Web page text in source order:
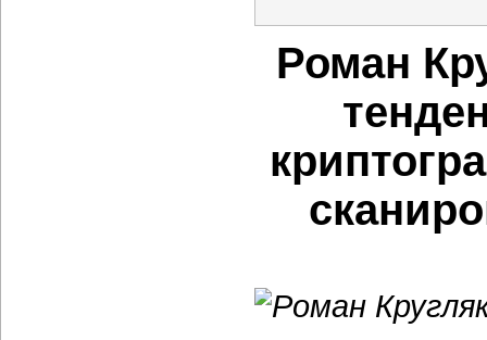
Роман